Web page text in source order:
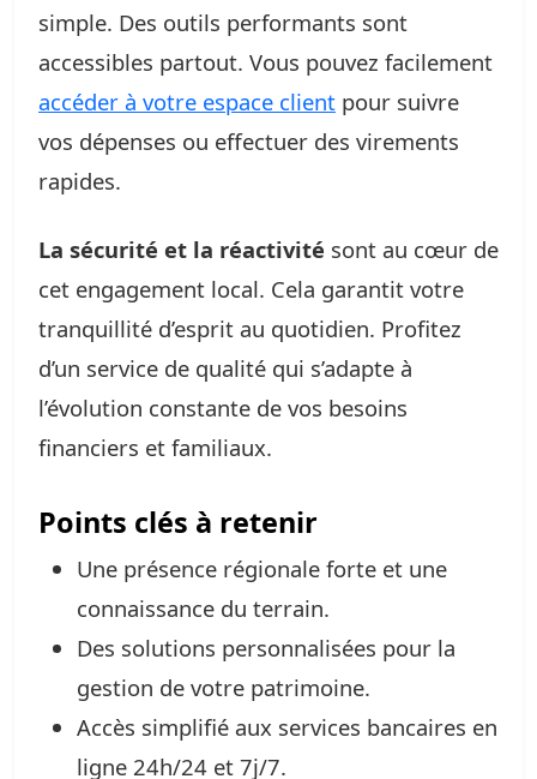
simple. Des outils performants sont
accessibles partout. Vous pouvez facilement
accéder à votre espace client pour suivre
vos dépenses ou effectuer des virements
rapides.
La sécurité et la réactivité sont au cœur de
cet engagement local. Cela garantit votre
tranquillité d’esprit au quotidien. Profitez
d’un service de qualité qui s’adapte à
l’évolution constante de vos besoins
financiers et familiaux.
Points clés à retenir
Une présence régionale forte et une
connaissance du terrain.
Des solutions personnalisées pour la
gestion de votre patrimoine.
Accès simplifié aux services bancaires en
ligne 24h/24 et 7j/7.